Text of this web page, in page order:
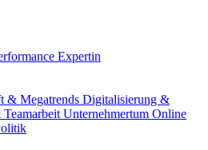
Expertin
& Megatrends Digitalisierung &
Unternehmertum Online